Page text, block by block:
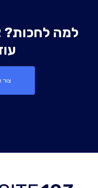
למה לחכות?
צור